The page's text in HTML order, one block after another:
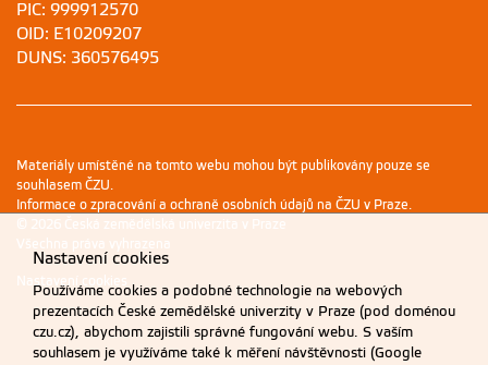
PIC: 999912570
OID: E10209207
DUNS: 360576495
Materiály umístěné na tomto webu mohou být publikovány pouze se
souhlasem ČZU.
Informace o zpracování a ochraně osobních údajů na ČZU v Praze.
© 2026 Česká zemědělská univerzita v Praze
Všechna práva vyhrazena
Nastavení cookies
Nastavení cookies
Používáme cookies a podobné technologie na webových
prezentacích České zemědělské univerzity v Praze (pod doménou
czu.cz), abychom zajistili správné fungování webu. S vaším
souhlasem je využíváme také k měření návštěvnosti (Google